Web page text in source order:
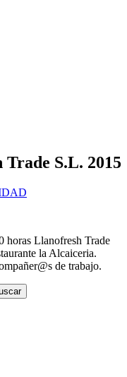
Trade S.L. 2015
horas Llanofresh Trade
la Alcaiceria.
de trabajo.